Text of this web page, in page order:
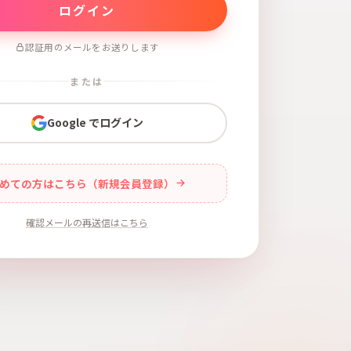
認証用のメールをお送りします
または
Google でログイン
ての方はこちら（新規会員登録）
確認メールの再送信はこちら